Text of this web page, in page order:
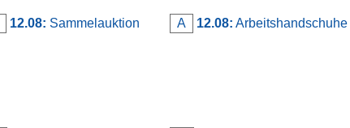
12.08: Sammelauktion A 12.08: Arbeitshandschuhe